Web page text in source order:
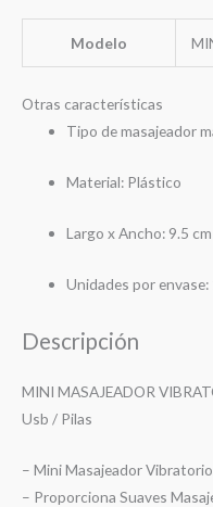
Modelo
Otras características
Tipo de masajeador
Material: Plástico
Largo x Ancho: 9.5
Unidades por envase:
Descripción
MINI MASAJEADOR
Usb / Pilas
– Mini Masajeador
– Proporciona Suaves